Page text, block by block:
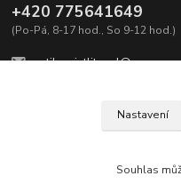
+420 775641649
(Po-Pá, 8-17 hod., So 9-12 hod.)
Antikvariát
Nastavení
Souhlas